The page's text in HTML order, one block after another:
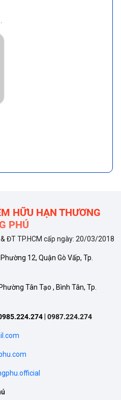
HỮU HẠN THƯƠNG
PHÚ
ĐT TP.HCM cấp ngày: 20/03/2018
12, Quận Gò Vấp, Tp.
Tân Tạo , Bình Tân, Tp.
0987.224.274